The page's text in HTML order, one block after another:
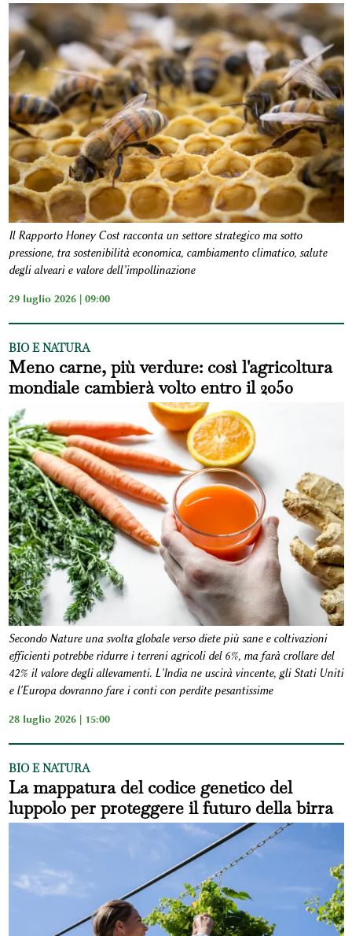
Il Rapporto Honey Cost racconta un settore strategico ma sotto
pressione, tra sostenibilità economica, cambiamento climatico, salute
degli alveari e valore dell’impollinazione
29 luglio 2026 | 09:00
BIO E NATURA
Meno carne, più verdure: così l'agricoltura
mondiale cambierà volto entro il 2050
Secondo Nature una svolta globale verso diete più sane e coltivazioni
efficienti potrebbe ridurre i terreni agricoli del 6%, ma farà crollare del
42% il valore degli allevamenti. L'India ne uscirà vincente, gli Stati Uniti
e l'Europa dovranno fare i conti con perdite pesantissime
28 luglio 2026 | 15:00
BIO E NATURA
La mappatura del codice genetico del
luppolo per proteggere il futuro della birra